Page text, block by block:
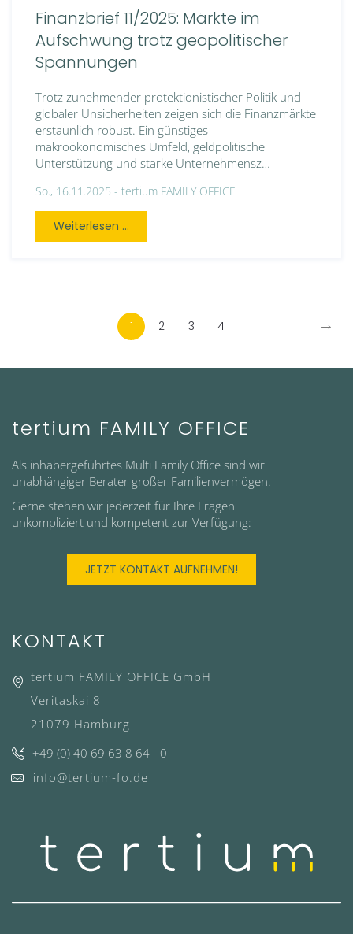
Finanzbrief 11/2025: Märkte im
Aufschwung trotz geopolitischer
Spannungen
Trotz zunehmender protektionistischer Politik und
globaler Unsicherheiten zeigen sich die Finanzmärkte
erstaunlich robust. Ein günstiges
makroökonomisches Umfeld, geldpolitische
Unterstützung und starke Unternehmensz…
So., 16.11.2025 - tertium FAMILY OFFICE
Weiterlesen ...
1 2 3 4 →
tertium FAMILY OFFICE
Als inhabergeführtes Multi Family Office sind wir
unabhängiger Berater großer Familienvermögen.
Gerne stehen wir jederzeit für Ihre Fragen
unkompliziert und kompetent zur Verfügung:
JETZT KONTAKT AUFNEHMEN!
KONTAKT
tertium FAMILY OFFICE GmbH
Veritaskai 8
21079 Hamburg
+49 (0) 40 69 63 8 64 - 0
info@tertium-fo.de